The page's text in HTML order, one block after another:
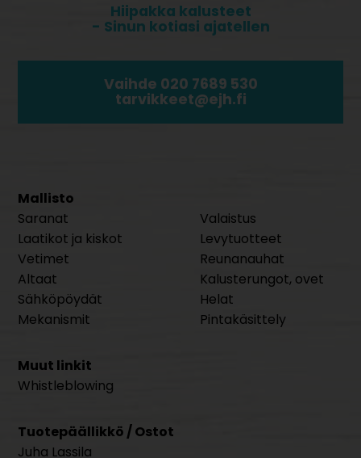
Hiipakka kalusteet
- Sinun kotiasi ajatellen
Vaihde 020 7689 530
tarvikkeet@ejh.fi
Mallisto
Saranat
Laatikot ja kiskot
Vetimet
Altaat
Sähköpöydät
Mekanismit
Valaistus
Levytuotteet
Reunanauhat
Kalusterungot, ovet
Helat
Pintakäsittely
Muut linkit
Whistleblowing
Tuotepäällikkö / Ostot
Juha Lassila